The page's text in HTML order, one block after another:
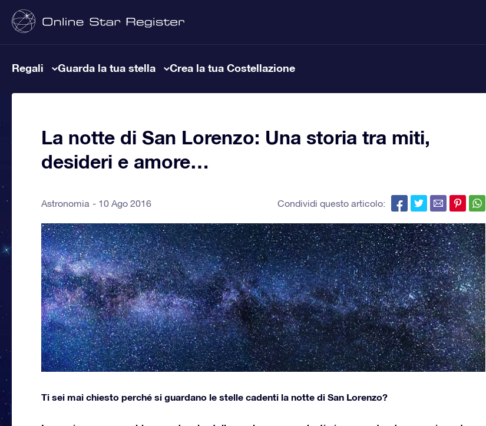
Regali Guarda la tua stella Crea la tua Costellazione
La notte di San Lorenzo: Una storia tra miti,
desideri e amore…
Astronomia 10 Ago 2016 Condividi questo articolo:
Ti sei mai chiesto perché si guardano le stelle cadenti la notte di San Lorenzo?